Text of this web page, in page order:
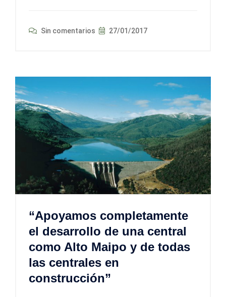
Sin comentarios 27/01/2017
“Apoyamos completamente
el desarrollo de una central
como Alto Maipo y de todas
las centrales en
construcción”